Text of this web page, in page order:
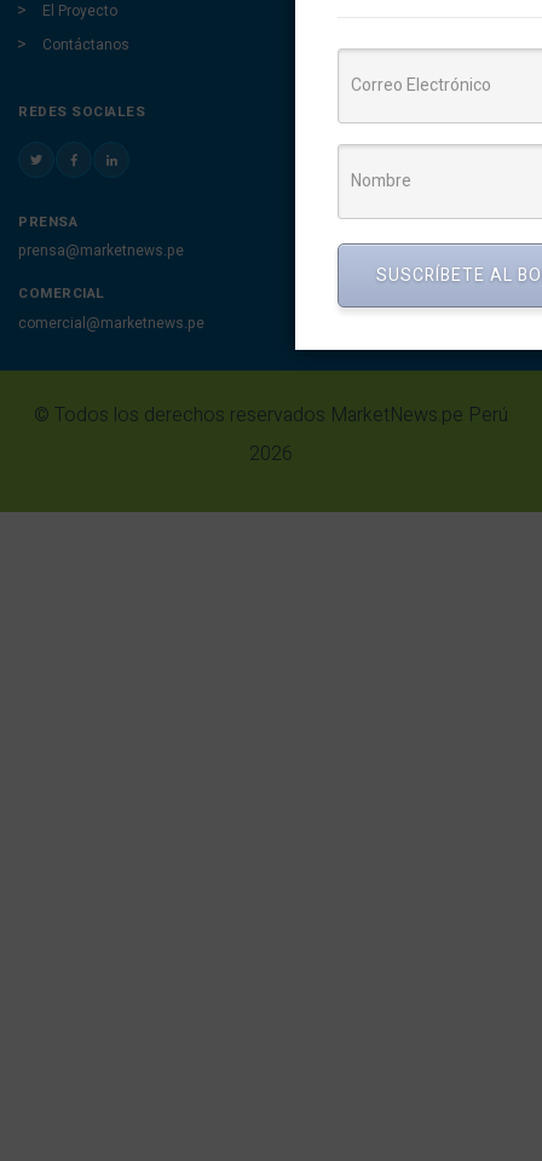
El Proyecto
Contáctanos
REDES SOCIALES
PRENSA
prensa@marketnews.pe
COMERCIAL
comercial@marketnews.pe
© Todos los derechos reservados MarketNews.pe Perú
2026
SUSCRÍBETE AL